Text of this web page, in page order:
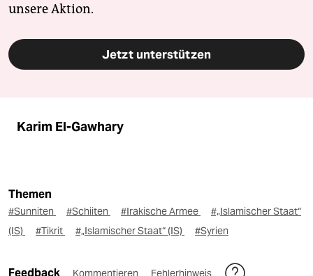
unsere Aktion.
Jetzt unterstützen
Karim El-Gawhary
Themen
#Sunniten #Schiiten #Irakische Armee
#„Islamischer Staat“
(IS)
#Tikrit #„Islamischer Staat“ (IS) #Syrien
Feedback Kommentieren Fehlerhinweis